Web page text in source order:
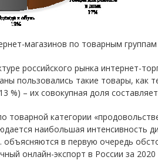
магазинов по товарным
российского рынка интернет-
пользовались такие товары, как
%) – их совокупная доля
товарной категории
наибольшая интенсивность
объясняются в первую очередь
онлайн-экспорт в России за